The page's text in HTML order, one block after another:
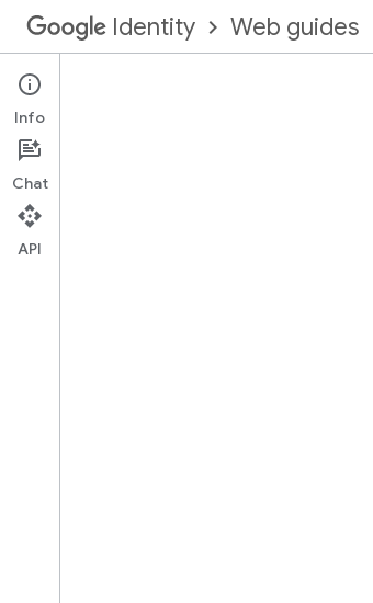
Identity Web guides
Ringkasan
Mengakses Google API di aplikasi web
Info
Chat
API